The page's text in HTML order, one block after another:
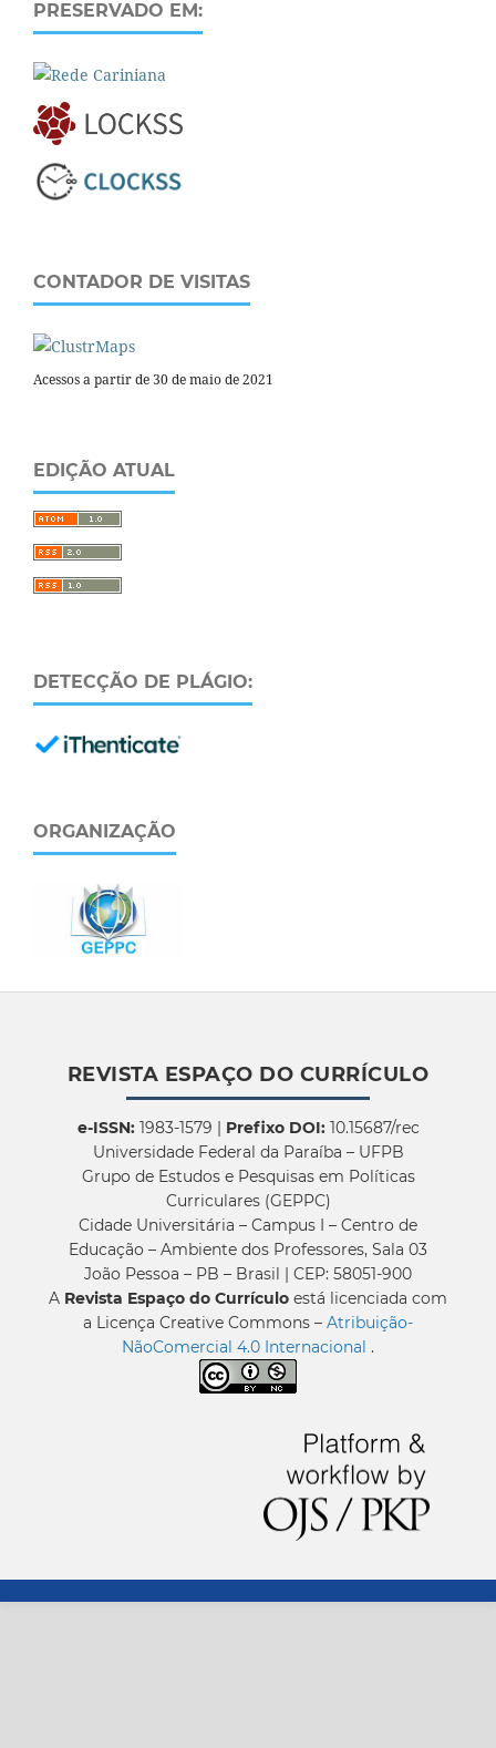
PRESERVADO EM:
CONTADOR DE VISITAS
Acessos a partir de 30 de maio de 2021
EDIÇÃO ATUAL
DETECÇÃO DE PLÁGIO:
ORGANIZAÇÃO
REVISTA ESPAÇO DO CURRÍCULO
e-ISSN:1983-1579 | Prefixo DOI:10.15687/rec
Universidade Federal da Paraíba – UFPB
Grupo de Estudos e Pesquisas em Políticas
Curriculares (GEPPC)
Cidade Universitária – Campus I – Centro de
Educação – Ambiente dos Professores, Sala 03
João Pessoa – PB – Brasil | CEP: 58051-900
A Revista Espaço do Currículo está licenciada com
a Licença Creative Commons – Atribuição-
NãoComercial 4.0 Internacional .